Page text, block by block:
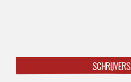
SCHRIJVERS